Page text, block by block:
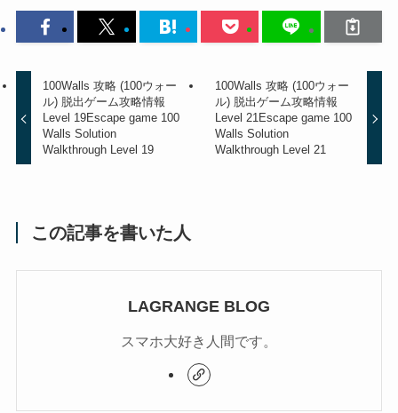
100Walls 攻略 (100ウォー
ル) 脱出ゲーム攻略情報
Level 19Escape game 100
Walls Solution
Walkthrough Level 19
100Walls 攻略 (100ウォー
ル) 脱出ゲーム攻略情報
Level 21Escape game 100
Walls Solution
Walkthrough Level 21
この記事を書いた人
LAGRANGE BLOG
スマホ大好き人間です。